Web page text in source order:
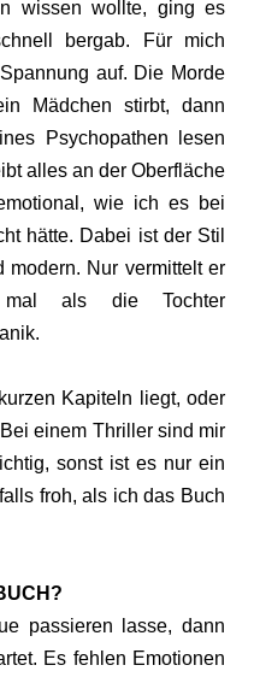
wissen wollte, ging es
bergab. Für mich
auf. Die Morde
Mädchen stirbt, dann
Psychopathen lesen
alles an der Oberfläche
wie ich es bei
hätte. Dabei ist der Stil
modern. Nur vermittelt er
mal als die Tochter
Kapiteln liegt, oder
einem Thriller sind mir
sonst ist es nur ein
froh, als ich das Buch
passieren lasse, dann
Es fehlen Emotionen